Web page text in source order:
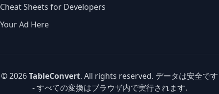
Cheat Sheets for Developers
Your Ad Here
© 2026TableConvert. All rights reserved. データは安全です
- すべての変換はブラウザ内で実行されます.